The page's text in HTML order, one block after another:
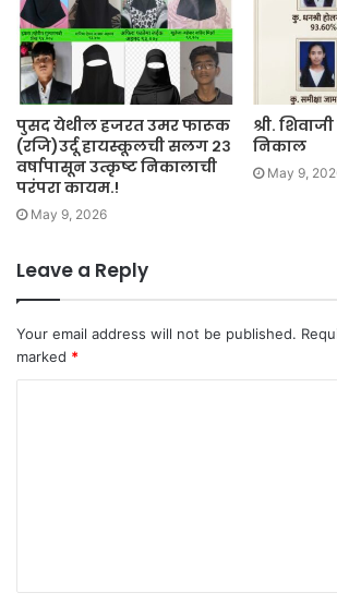
पुसद येथील हजरत उमर फारूक
(रजि)उर्दू हायस्कूलची सलग २३
वर्षापासून उत्कृष्ट निकालाची
परंपरा कायम.!
May 9, 2026
श्री.
निकाल
May 9,
Leave a Reply
Your email address will not be published.
marked *